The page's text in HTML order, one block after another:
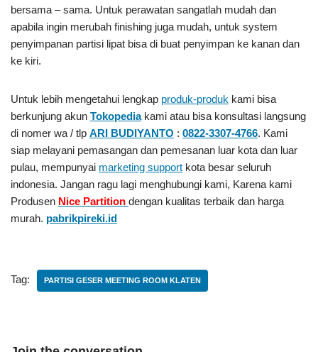
bersama – sama. Untuk perawatan sangatlah mudah dan
apabila ingin merubah finishing juga mudah, untuk system
penyimpanan partisi lipat bisa di buat penyimpan ke kanan dan
ke kiri.
Untuk lebih mengetahui lengkap produk-produk kami bisa
berkunjung akun Tokopediakami atau bisa konsultasi langsung
di nomer wa / tlp ARI BUDIYANTO : 0822-3307-4766. Kami
siap melayani pemasangan dan pemesanan luar kota dan luar
pulau, mempunyai marketing support kota besar seluruh
indonesia. Jangan ragu lagi menghubungi kami, Karena kami
Produsen Nice Partition dengan kualitas terbaik dan harga
murah. pabrikpireki.id
Tag: PARTISI GESER MEETING ROOM KLATEN